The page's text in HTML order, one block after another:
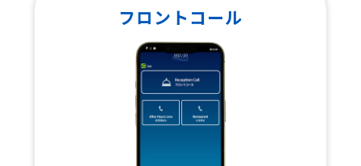
フロントコール